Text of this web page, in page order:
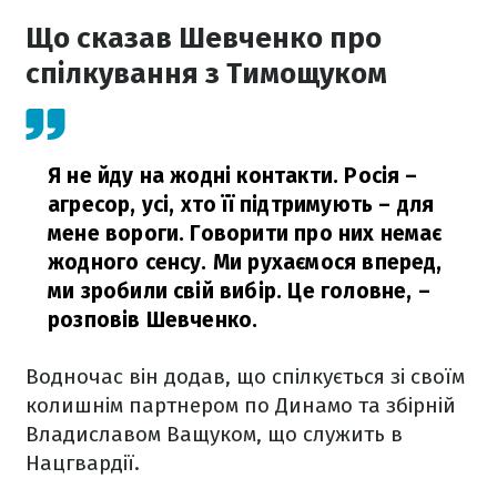
Що сказав Шевченко про
спілкування з Тимощуком
Я не йду на жодні контакти. Росія –
агресор, усі, хто її підтримують – для
мене вороги. Говорити про них немає
жодного сенсу. Ми рухаємося вперед,
ми зробили свій вибір. Це головне, –
розповів Шевченко.
Водночас він додав, що спілкується зі своїм
колишнім партнером по Динамо та збірній
Владиславом Ващуком, що служить в
Нацгвардії.